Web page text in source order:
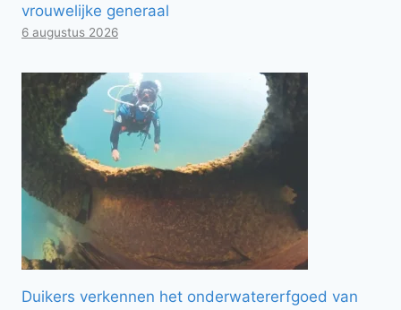
vrouwelijke generaal
6 augustus 2026
Duikers verkennen het onderwatererfgoed van